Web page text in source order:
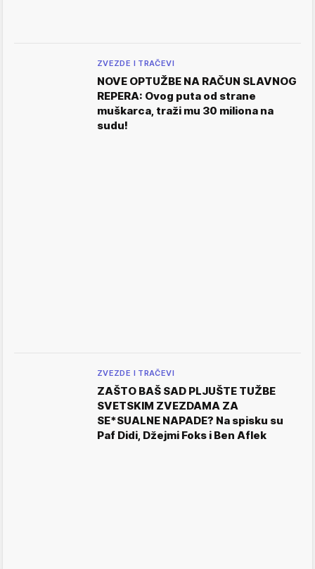
ZVEZDE I TRAČEVI
NOVE OPTUŽBE NA RAČUN SLAVNOG
REPERA: Ovog puta od strane
muškarca, traži mu 30 miliona na
sudu!
ZVEZDE I TRAČEVI
ZAŠTO BAŠ SAD PLJUŠTE TUŽBE
SVETSKIM ZVEZDAMA ZA
SE*SUALNE NAPADE? Na spisku su
Paf Didi, Džejmi Foks i Ben Aflek